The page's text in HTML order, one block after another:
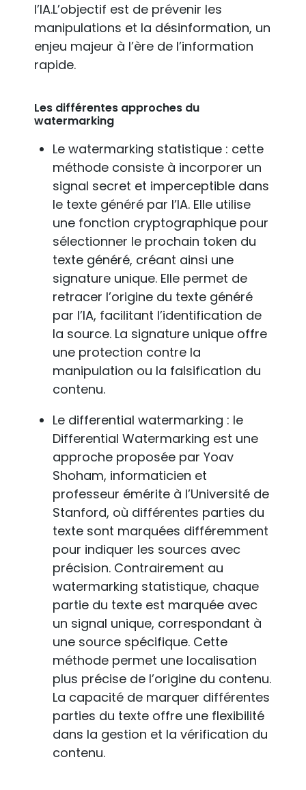
l’IA.L’objectif est de prévenir les
manipulations et la désinformation, un
enjeu majeur à l’ère de l’information
rapide.
Les différentes approches du
watermarking
Le watermarking statistique : cette
méthode consiste à incorporer un
signal secret et imperceptible dans
le texte généré par l’IA. Elle utilise
une fonction cryptographique pour
sélectionner le prochain token du
texte généré, créant ainsi une
signature unique. Elle permet de
retracer l’origine du texte généré
par l’IA, facilitant l’identification de
la source. La signature unique offre
une protection contre la
manipulation ou la falsification du
contenu.
Le differential watermarking : le
Differential Watermarking est une
approche proposée par Yoav
Shoham, informaticien et
professeur émérite à l’Université de
Stanford, où différentes parties du
texte sont marquées différemment
pour indiquer les sources avec
précision. Contrairement au
watermarking statistique, chaque
partie du texte est marquée avec
un signal unique, correspondant à
une source spécifique. Cette
méthode permet une localisation
plus précise de l’origine du contenu.
La capacité de marquer différentes
parties du texte offre une flexibilité
dans la gestion et la vérification du
contenu.